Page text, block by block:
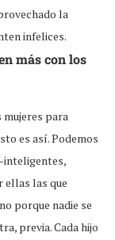
la
infelices.
más con los
para
es así. Podemos
inteligentes,
ellas las que
porque nadie se
previa. Cada hijo